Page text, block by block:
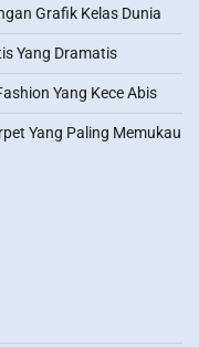
Grafik Kelas Dunia
Yang Dramatis
Yang Kece Abis
Yang Paling Memukau